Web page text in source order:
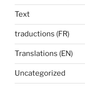
Text
traductions (FR)
Translations (EN)
Uncategorized